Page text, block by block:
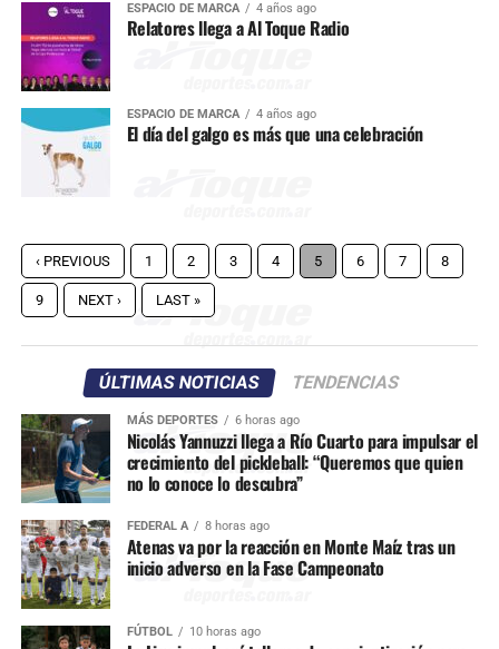
ESPACIO DE MARCA 4 años ago
Relatores llega a Al Toque Radio
ESPACIO DE MARCA 4 años ago
El día del galgo es más que una celebración
‹ PREVIOUS 1 2 3 4 5 6 7 8
9 NEXT › LAST »
ÚLTIMAS NOTICIAS TENDENCIAS
MÁS DEPORTES 6 horas ago
Nicolás Yannuzzi llega a Río Cuarto para impulsar el
crecimiento del pickleball: “Queremos que quien
no lo conoce lo descubra”
FEDERAL A 8 horas ago
Atenas va por la reacción en Monte Maíz tras un
inicio adverso en la Fase Campeonato
FÚTBOL 10 horas ago